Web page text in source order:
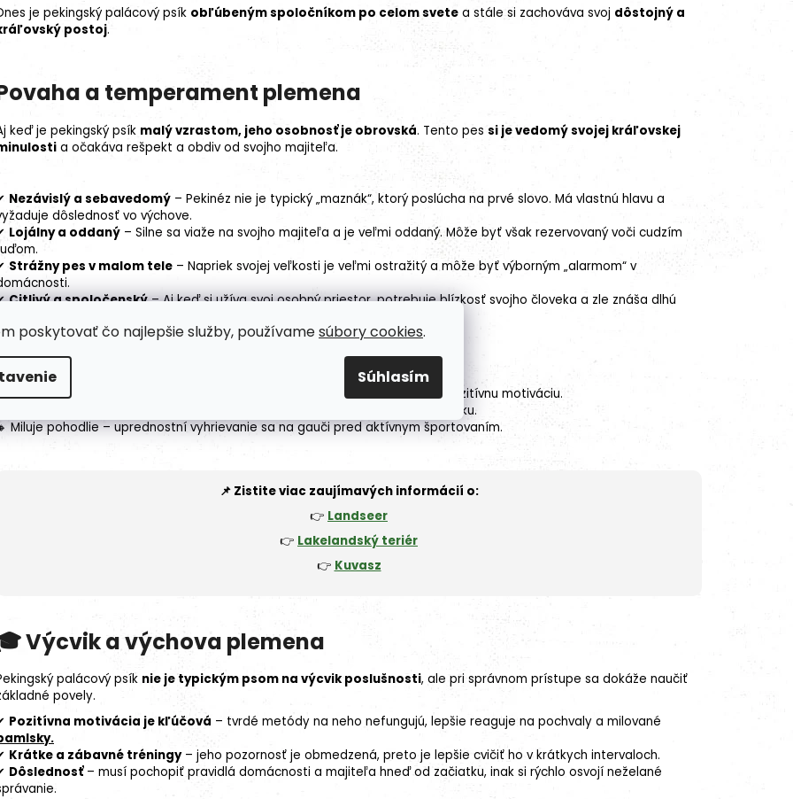
poskytovať čo najlepšie služby, používamesúbory cookies.
Súhlasím
je pekingský palácový psík obľúbeným spoločníkom po celom svete a stále si zachováva svoj dôstojný a
postoj.
a temperament plemena
keď je pekingský psík malý vzrastom, jeho osobnosť je obrovská. Tento pes si je vedomý svojej kráľovskej
a očakáva rešpekt a obdiv od svojho majiteľa.
Nezávislý a sebavedomý – Pekinéz nie je typický „maznák“, ktorý poslúcha na prvé slovo. Má vlastnú hlavu a
dôslednosť vo výchove.
Lojálny a oddaný – Silne sa viaže na svojho majiteľa a je veľmi oddaný. Môže byť však rezervovaný voči cudzím
Strážny pes v malom tele – Napriek svojej veľkosti je veľmi ostražitý a môže byť výborným „alarmom“ v
Citlivý a spoločenský– Aj keď si užíva svoj osobný priestor, potrebuje blízkosť svojho človeka a zle znáša dlhú
Dôležité vedieť:
Nie je vhodný na intenzívny výcvik – jeho učenie si vyžaduje trpezlivosť a pozitívnu motiváciu.
Môže byť tvrdohlavý – preto je kľúčové začať s výchovou už v šteňacom veku.
Miluje pohodlie – uprednostní vyhrievanie sa na gauči pred aktívnym športovaním.
📌 Zistite viac zaujímavých informácií o:
👉 Landseer
👉 Lakelandský teriér
👉 Kuvasz
Výcvik a výchova plemena
palácový psík nie je typickým psom na výcvik poslušnosti, ale pri správnom prístupe sa dokáže naučiť
povely.
Pozitívna motivácia je kľúčová – tvrdé metódy na neho nefungujú, lepšie reaguje na pochvaly a milované
Krátke a zábavné tréningy– jeho pozornosť je obmedzená, preto je lepšie cvičiť ho v krátkych intervaloch.
Dôslednosť– musí pochopiť pravidlá domácnosti a majiteľa hneď od začiatku, inak si rýchlo osvojí neželané